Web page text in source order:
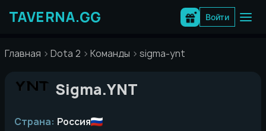
содержимому
Войти
Главная Dota 2 Команды sigma-ynt
Sigma.YNT
Страна: Россия